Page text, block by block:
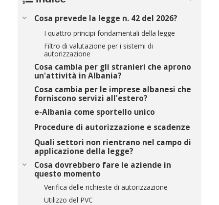
Cosa prevede la legge n. 42 del 2026?
I quattro principi fondamentali della legge
Filtro di valutazione per i sistemi di
autorizzazione
Cosa cambia per gli stranieri che aprono
un'attività in Albania?
Cosa cambia per le imprese albanesi che
forniscono servizi all'estero?
e-Albania come sportello unico
Procedure di autorizzazione e scadenze
Quali settori non rientrano nel campo di
applicazione della legge?
Cosa dovrebbero fare le aziende in
questo momento
Verifica delle richieste di autorizzazione
Utilizzo del PVC